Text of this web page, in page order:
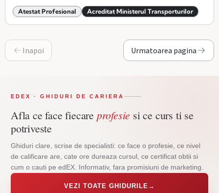
Atestat Profesional Acreditat Ministerul Transporturilor
Inapoi Urmatoarea pagina
EDEX · GHIDURI DE CARIERA
Afla ce face fiecare profesie si ce curs ti se
potriveste
Ghiduri clare, scrise de specialisti: ce face o profesie, ce nivel
de calificare are, cate ore dureaza cursul, ce certificat obtii si
cum o cauti pe edEX. Informativ, fara promisiuni de marketing.
VEZI TOATE GHIDURILE →